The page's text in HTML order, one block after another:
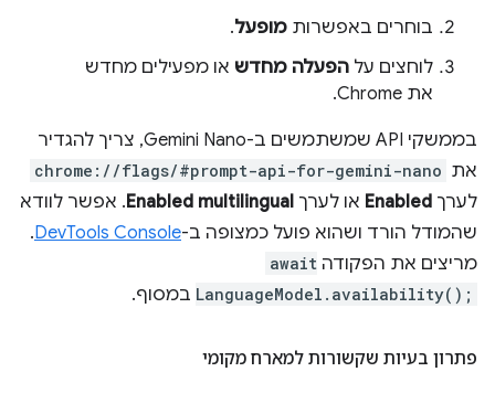
בוחרים באפשרות מופעל.
לוחצים על הפעלה מחדש או מפעילים מחדש
את Chrome.
בממשקי API שמשתמשים ב-Gemini Nano, צריך להגדיר
את chrome://flags/#prompt-api-for-gemini-nano
לערך Enabled או לערך Enabled multilingual. אפשר לוודא
שהמודל הורד ושהוא פועל כמצופה ב-DevTools Console
.
מריצים את הפקודה await
LanguageModel.availability(); במסוף.
פתרון בעיות שקשורות למארח מקומי